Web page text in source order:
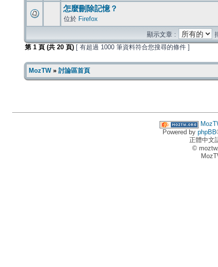
怎麼刪除記憶？
位於 Firefox
顯示文章 :
第 1 頁 (共 20 頁) [ 有超過 1000 筆資料符合您搜尋的條件 ]
MozTW» 討論區首頁
Powered by phpBB
正體中文
©